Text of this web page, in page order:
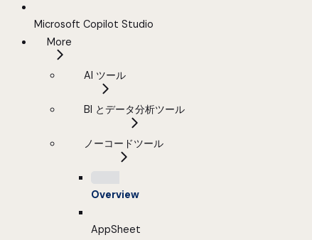
Microsoft Copilot Studio
More
AI ツール
BI とデータ分析ツール
ノーコードツール
Overview
AppSheet